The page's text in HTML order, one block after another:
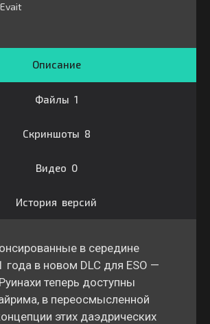
⁣⁣⁣Evait
Описание
Файлы 1
Скриншоты 8
Видео 0
История версий
в середине
года в новом DLC для ESO —
теперь доступны
в переосмысленной
этих даэдрических